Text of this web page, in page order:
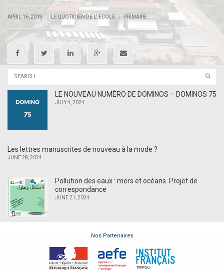
APRIL 16, 2019 LE QUOTIDIEN DE L' ECOLE . PRIMAIRE
LE NOUVEAU NUMÉRO DE DOMINOS – DOMINOS 75
JULY 4, 2024
Les lettres manuscrites de nouveau à la mode ?
JUNE 28, 2024
Pollution des eaux : mers et océans. Projet de
correspondance
JUNE 21, 2024
Nos Partenaires